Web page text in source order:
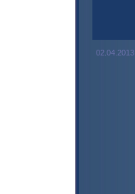
02.04.2013